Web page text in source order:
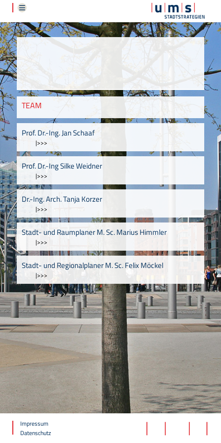
TEAM
Prof. Dr.-Ing. Jan Schaaf
|>>>
Prof. Dr.-Ing Silke Weidner
|>>>
Dr.-Ing. Arch. Tanja Korzer
|>>>
Stadt- und Raumplaner M. Sc. Marius Himmler
|>>>
Stadt- und Regionalplaner M. Sc. Felix Möckel
|>>>
Impressum
Datenschutz